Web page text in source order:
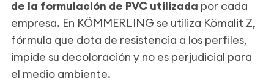
de la formulación de PVC utilizada por cada
empresa. En KÖMMERLING se utiliza Kömalit Z,
fórmula que dota de resistencia a los perfiles,
impide su decoloración y no es perjudicial para
el medio ambiente.